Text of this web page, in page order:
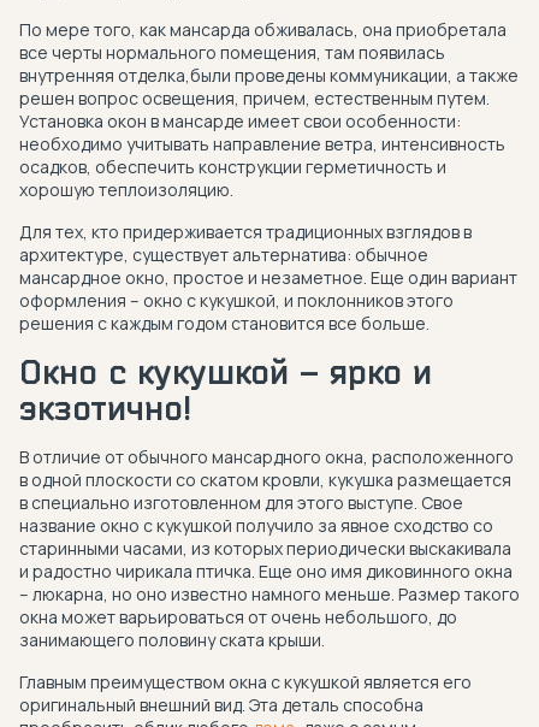
По мере того, как мансарда обживалась, она приобретала
все черты нормального помещения, там появилась
внутренняя отделка,были проведены коммуникации, а также
решен вопрос освещения, причем, естественным путем.
Установка окон в мансарде имеет свои особенности:
необходимо учитывать направление ветра, интенсивность
осадков, обеспечить конструкции герметичность и
хорошую теплоизоляцию.
Для тех, кто придерживается традиционных взглядов в
архитектуре, существует альтернатива: обычное
мансардное окно, простое и незаметное. Еще один вариант
оформления – окно с кукушкой, и поклонников этого
решения с каждым годом становится все больше.
Окно с кукушкой – ярко и
экзотично!
В отличие от обычного мансардного окна, расположенного
в одной плоскости со скатом кровли, кукушка размещается
в специально изготовленном для этого выступе. Свое
название окно с кукушкой получило за явное сходство со
старинными часами, из которых периодически выскакивала
и радостно чирикала птичка. Еще оно имя диковинного окна
– люкарна, но оно известно намного меньше. Размер такого
окна может варьироваться от очень небольшого, до
занимающего половину ската крыши.
Главным преимуществом окна с кукушкой является его
оригинальный внешний вид. Эта деталь способна